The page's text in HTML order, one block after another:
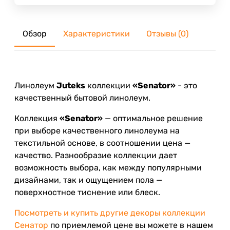
Обзор Характеристики Отзывы (0)
Линолеум Juteks коллекции «Senator» - это
качественный бытовой линолеум.
Коллекция «Senator» — оптимальное решение
при выборе качественного линолеума на
текстильной основе, в соотношении цена —
качество. Разнообразие коллекции дает
возможность выбора, как между популярными
дизайнами, так и ощущением пола —
поверхностное тиснение или блеск.
Посмотреть и купить другие декоры коллекции
Сенатор по приемлемой цене вы можете в нашем